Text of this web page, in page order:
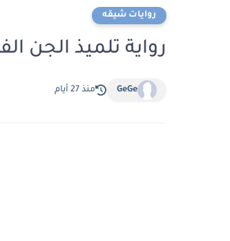
روايات شيقه
رواية تلميذ الجن الفصل
GeGe منذ 27 أيام